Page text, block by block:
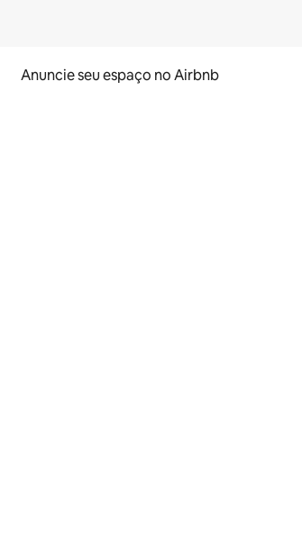
Anuncie seu espaço no Airbnb
na tela.